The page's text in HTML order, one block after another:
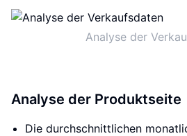
Analyse der
Analyse der Produktseite
Die durchschnittlichen